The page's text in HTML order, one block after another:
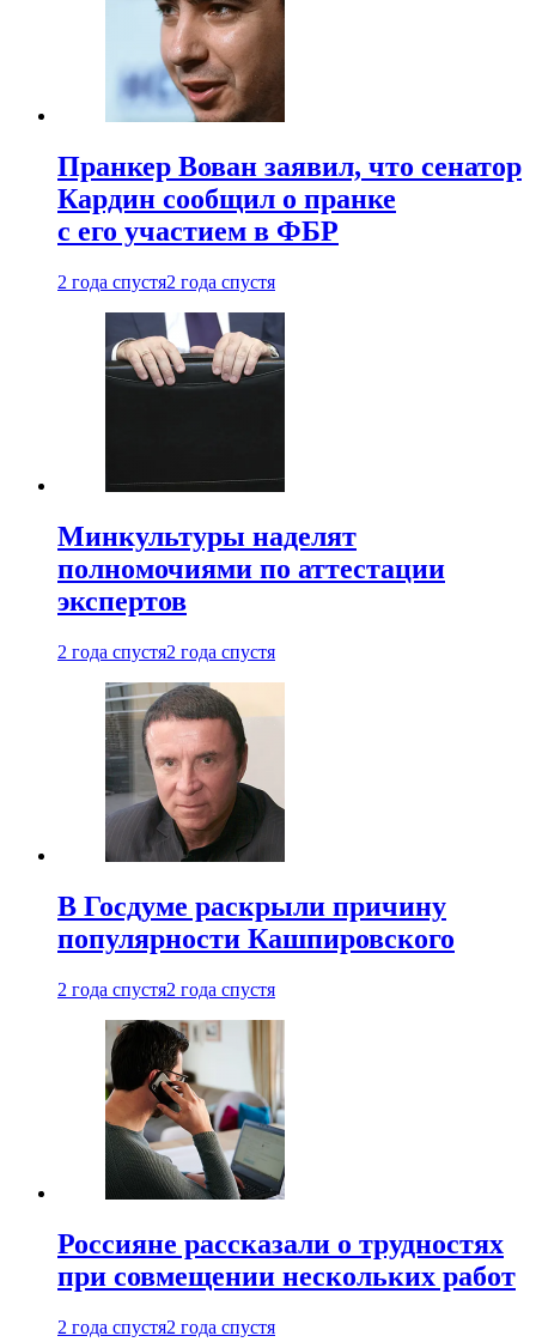
Пранкер Вован заявил, что сенатор
Кардин сообщил о пранке
с его участием в ФБР
2 года спустя2 года спустя
Минкультуры наделят
полномочиями по аттестации
экспертов
2 года спустя2 года спустя
В Госдуме раскрыли причину
популярности Кашпировского
2 года спустя2 года спустя
Россияне рассказали о трудностях
при совмещении нескольких работ
2 года спустя2 года спустя